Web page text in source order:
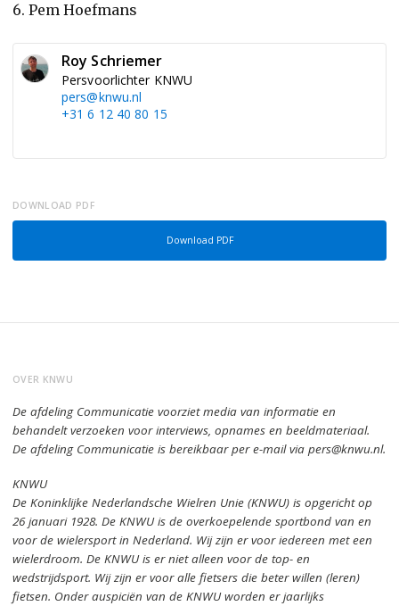
6. Pem Hoefmans
Roy Schriemer
Persvoorlichter KNWU
pers@knwu.nl
+31 6 12 40 80 15
DOWNLOAD PDF
Download PDF
OVER KNWU
De afdeling Communicatie voorziet media van informatie en
behandelt verzoeken voor interviews, opnames en beeldmateriaal.
De afdeling Communicatie is bereikbaar per e-mail via pers@knwu.nl.
KNWU
De Koninklijke Nederlandsche Wielren Unie (KNWU) is opgericht op
26 januari 1928.De KNWU is de overkoepelende sportbond van en
voor de wielersport in Nederland. Wij zijn er voor iedereen met een
wielerdroom.De KNWU is er niet alleen voor de top- en
wedstrijdsport. Wij zijn ervoor alle fietsers die beter willen (leren)
fietsen. Onder auspiciën van de KNWU worden er jaarlijks